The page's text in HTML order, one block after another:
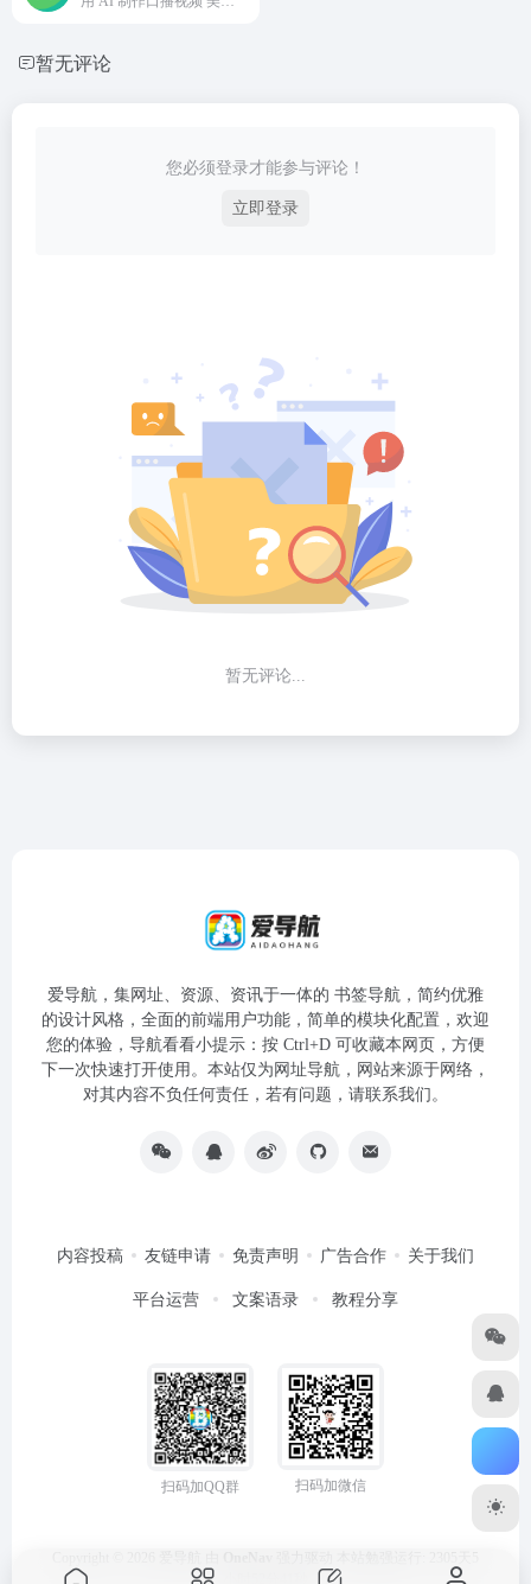
暂无评论
您必须登录才能参与评论！
立即登录
暂无评论...
爱导航，集网址、资源、资讯于一体的 书签导航，简约优雅
的设计风格，全面的前端用户功能，简单的模块化配置，欢迎
您的体验，导航看看小提示：按 Ctrl+D 可收藏本网页，方便
下一次快速打开使用。本站仅为网址导航，网站来源于网络，
对其内容不负任何责任，若有问题，请联系我们。
内容投稿 友链申请 免责声明 广告合作 关于我们
平台运营 文案语录 教程分享
扫码加QQ群 扫码加微信